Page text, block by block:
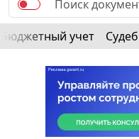
Бюджетный учет